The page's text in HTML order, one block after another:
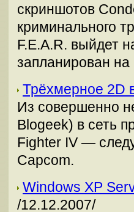
скриншотов
криминального
F.E.A.R. выйдет
запланирован на
Трёхмерное 2D
Из совершенно
Blogeek) в сеть
Fighter IV —
Capcom.
Windows XP
/12.12.2007/